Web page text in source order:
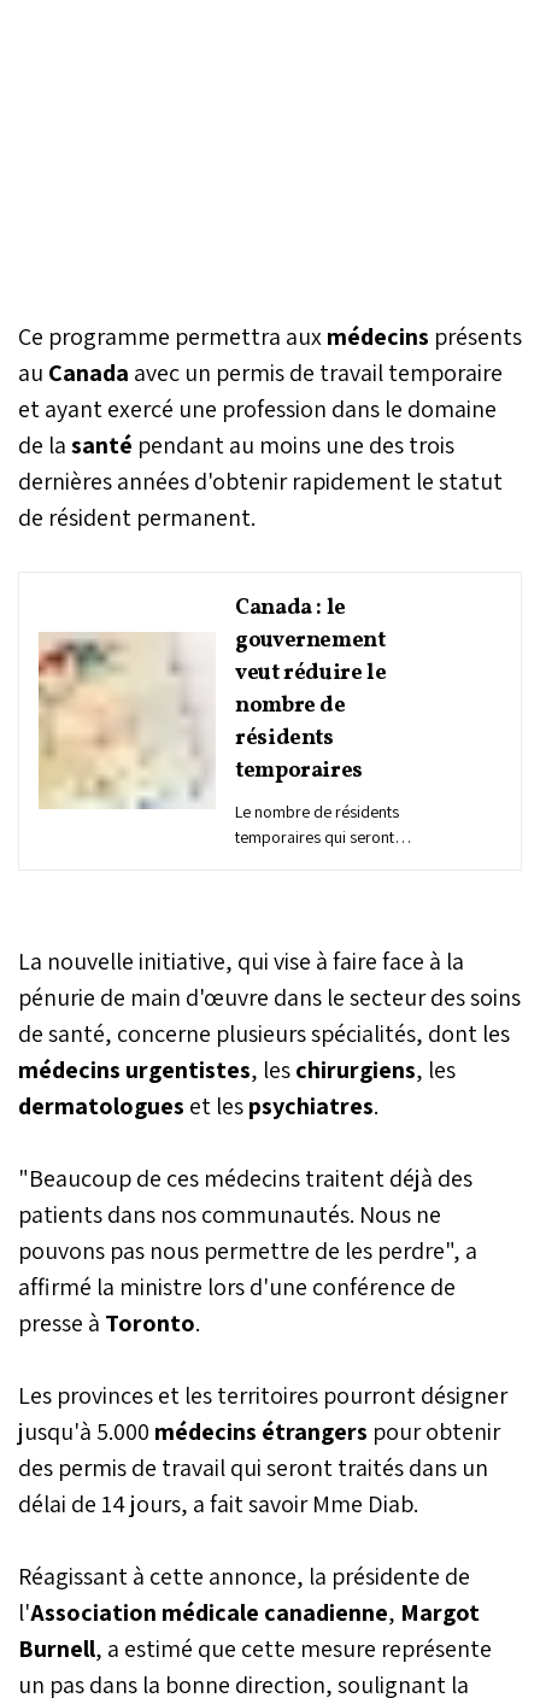
Ce programme permettra auxmédecins présents
au Canada avec un permis de travail temporaire
et ayant exercé une profession dans le domaine
de lasanté pendant au moins une des trois
dernières années d'obtenir rapidement le statut
de résident permanent.
Canada : le
gouvernement
veut réduire le
nombre de
résidents
temporaires
Le nombre de résidents
temporaires qui seront
années suivantes, a
annoncé mardi le
budget.
La nouvelle initiative, qui vise à faire face à la
pénurie de main d'œuvre dans le secteur des soins
de santé, concerne plusieurs spécialités, dont les
médecins urgentistes, leschirurgiens, les
dermatologues et lespsychiatres.
"Beaucoup de ces médecins traitent déjà des
patients dans nos communautés. Nous ne
pouvons pas nous permettre de les perdre", a
affirmé la ministre lors d'une conférence de
presse à Toronto.
Les provinces et les territoires pourront désigner
jusqu'à 5.000 médecins étrangers pour obtenir
des permis de travail qui seront traités dans un
délai de 14 jours, a fait savoir Mme Diab.
Réagissant à cette annonce, la présidente de
l'Association médicale canadienne, Margot
Burnell, a estimé que cette mesure représente
un pas dans la bonne direction, soulignant la